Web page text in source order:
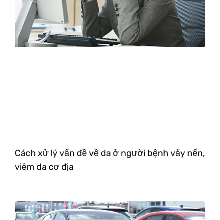
Cách xử lý vấn đề về da ở người bệnh vảy nến,
viêm da cơ địa